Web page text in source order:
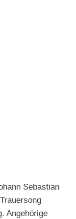
Sebastian
Angehörige